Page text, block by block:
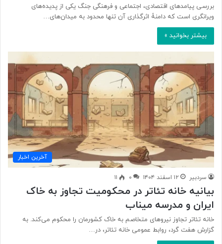
بررسی پیامدهای اقتصادی، اجتماعی و فرهنگی جنگ یکی از پدیده‌های
ویرانگری است که دامنهٔ اثرگذاری آن تنها محدود به میدان‌های…
بیشتر بخوانید »
آخرین اخبار
سردبیر ۱۲ اسفند ۱۴۰۴ ۰ ۱۱
بیانیه خانه تئاتر در محکومیت تجاوز به خاک
ایران و مدرسه میناب
خانه تئاتر تجاوز نیروهای متخاصم به خاک کشورمان را محکوم می‌کند. به
گزارش هفت گرد، روابط عمومی خانه تئاتر، در…